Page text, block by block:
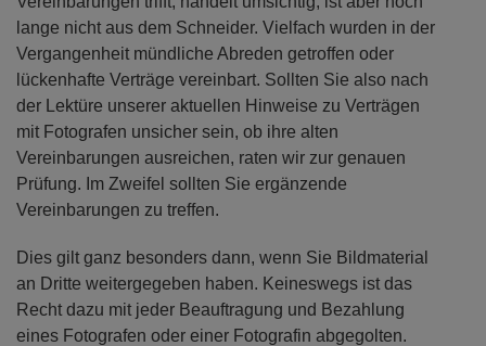
lange nicht aus dem Schneider. Vielfach wurden in der
Vergangenheit mündliche Abreden getroffen oder
lückenhafte Verträge vereinbart. Sollten Sie also nach
der Lektüre unserer aktuellen Hinweise zu Verträgen
mit Fotografen unsicher sein, ob ihre alten
Vereinbarungen ausreichen, raten wir zur genauen
Prüfung. Im Zweifel sollten Sie ergänzende
Vereinbarungen zu treffen.
Dies gilt ganz besonders dann, wenn Sie Bildmaterial
an Dritte weitergegeben haben. Keineswegs ist das
Recht dazu mit jeder Beauftragung und Bezahlung
eines Fotografen oder einer Fotografin abgegolten.